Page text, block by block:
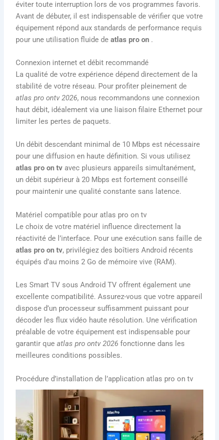
éviter toute interruption lors de vos programmes favoris.
Avant de débuter, il est indispensable de vérifier que votre
équipement répond aux standards de performance requis
pour une utilisation fluide deatlas pro on .
Connexion internet et débit recommandé
La qualité de votre expérience dépend directement de la
stabilité de votre réseau. Pour profiter pleinement de
atlas pro ontv 2026, nous recommandons une connexion
haut débit, idéalement via une liaison filaire Ethernet pour
limiter les pertes de paquets.
Un débit descendant minimal de 10 Mbps est nécessaire
pour une diffusion en haute définition. Si vous utilisez
atlas pro on tv avec plusieurs appareils simultanément,
un débit supérieur à 20 Mbps est fortement conseillé
pour maintenir une qualité constante sans latence.
Matériel compatible pour atlas pro on tv
Le choix de votre matériel influence directement la
réactivité de l’interface. Pour une exécution sans faille de
atlas pro on tv, privilégiez des boîtiers Android récents
équipés d’au moins 2 Go de mémoire vive (RAM).
Les Smart TV sous Android TV offrent également une
excellente compatibilité. Assurez-vous que votre appareil
dispose d’un processeur suffisamment puissant pour
décoder les flux vidéo haute résolution. Une vérification
préalable de votre équipement est indispensable pour
garantir queatlas pro ontv 2026 fonctionne dans les
meilleures conditions possibles.
Procédure d’installation de l’application atlas pro on tv